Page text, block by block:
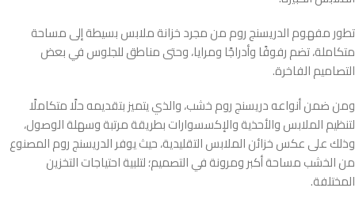
تطور مفهوم الدريسنج روم من مجرد خزانة ملابس بسيطة إلى مساحة
متكاملة، تضم رفوفًا وأدراجًا ومرايا، وحتى مناطق للجلوس في بعض
التصاميم الفاخرة.
ومن ضمن أنواعه دريسنج روم خشب، والذي يتميز بتقديمه حلًا متكاملًا
لتنظيم الملابس والأحذية والإكسسوارات بطريقة مرتبة وسهلة الوصول،
وذلك على عكس خزائن الملابس التقليدية، حيث يوفر الدريسنج روم المصنوع
من الخشب مساحة أكبر ومرونة في التصميم؛ لتلبية احتياجات التخزين
المختلفة.